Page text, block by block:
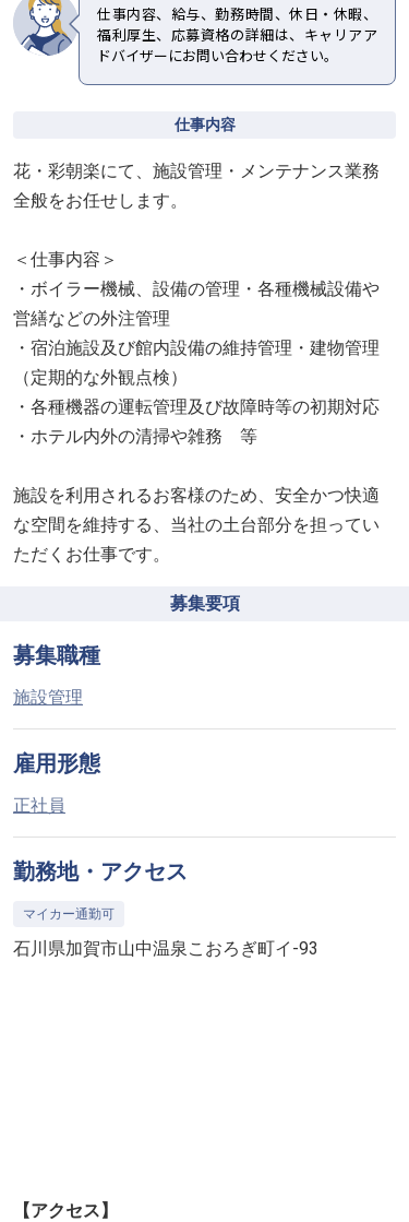
仕事内容、給与、勤務時間、休日・休暇、
福利厚生、応募資格の詳細は、キャリアア
ドバイザーにお問い合わせください。
仕事内容
花・彩朝楽にて、施設管理・メンテナンス業務
全般をお任せします。
＜仕事内容＞
・ボイラー機械、設備の管理・各種機械設備や
営繕などの外注管理
・宿泊施設及び館内設備の維持管理・建物管理
（定期的な外観点検）
・各種機器の運転管理及び故障時等の初期対応
・ホテル内外の清掃や雑務 等
施設を利用されるお客様のため、安全かつ快適
な空間を維持する、当社の土台部分を担ってい
ただくお仕事です。
募集要項
募集職種
施設管理
雇用形態
正社員
勤務地・アクセス
マイカー通勤可
石川県加賀市山中温泉こおろぎ町イ-93
【アクセス】